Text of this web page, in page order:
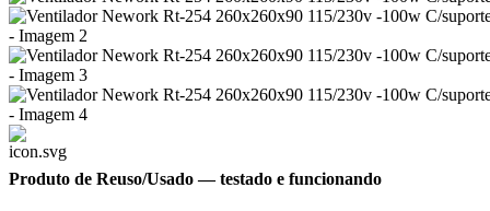
Produto de Reuso/Usado— testado e funcionando